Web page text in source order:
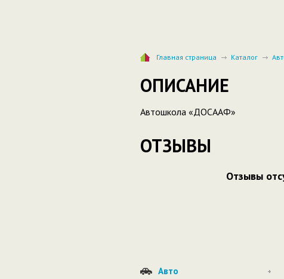
Главная страница Каталог
ОПИСАНИЕ
Автошкола «ДОСААФ»
ОТЗЫВЫ
Отзывы
Авто +